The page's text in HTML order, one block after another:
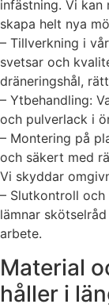
infästning. Vi
skapa helt nya
– Tillverkning i
svetsar och
dräneringshål,
– Ytbehandling:
och pulverlack i
– Montering på
och säkert med
Vi skyddar
– Slutkontroll
lämnar
arbete.
Material
håller i